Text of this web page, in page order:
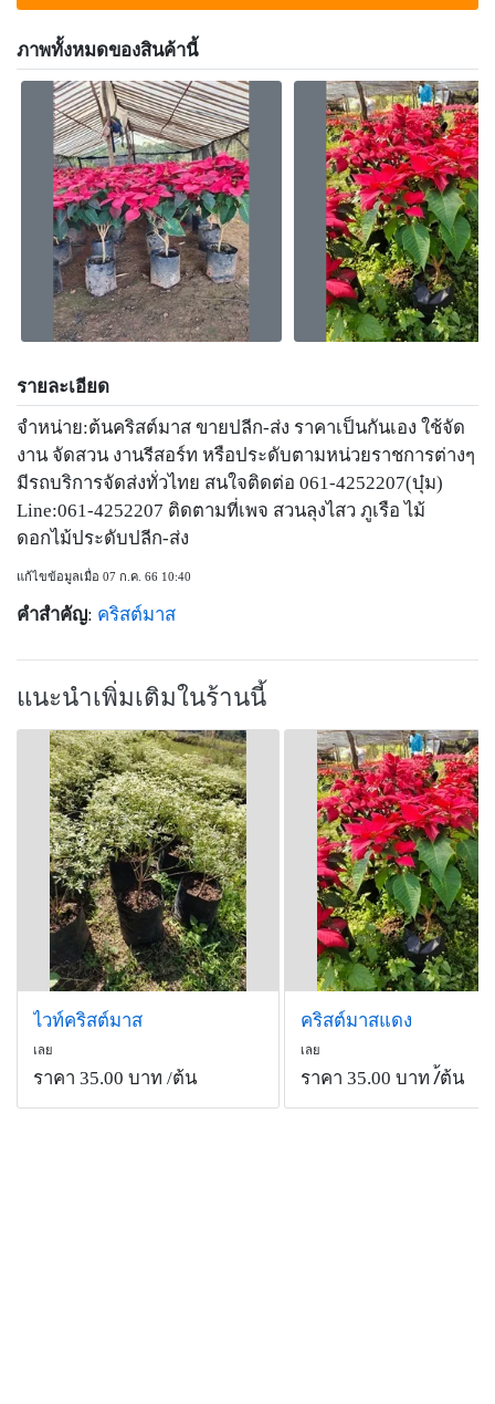
ภาพทั้งหมดของสินค้านี้
รายละเอียด
จำหน่าย:ต้นคริสต์มาส ขายปลีก-ส่ง ราคาเป็นกันเอง ใช้จัด
งาน จัดสวน งานรีสอร์ท หรือประดับตามหน่วยราชการต่างๆ
มีรถบริการจัดส่งทั่วไทย สนใจติดต่อ 061-4252207(บุ๋ม)
Line:061-4252207 ติดตามที่เพจ สวนลุงไสว ภูเรือ ไม้
ดอกไม้ประดับปลีก-ส่ง
แก้ไขข้อมูลเมื่อ 07 ก.ค. 66 10:40
คำสำคัญ: คริสต์มาส
แนะนำเพิ่มเติมในร้านนี้
ไวท์คริสต์มาส
เลย
ราคา 35.00 บาท /ต้น
คริสต์มาสแดง
เลย
ราคา 35.00 บาท /้ต้น